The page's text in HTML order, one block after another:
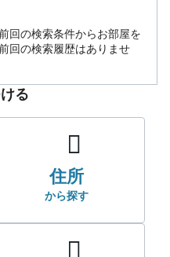
回の検索条件からお部屋を
回の検索履歴はありませ
る
住所
から探す